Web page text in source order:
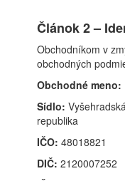
Článok 2 –
Obchodníkom v
obchodných
Obchodné meno:
Sídlo:
republika
IČO: 48018821
DIČ: 2120007252